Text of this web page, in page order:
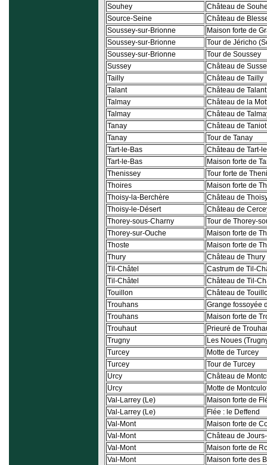
Souhey
Château de
Source-Seine
Château de
Soussey-sur-Brionne
Maison forte de
Soussey-sur-Brionne
Tour de Jéricho
Soussey-sur-Brionne
Tour de Soussey
Sussey
Château de
Tailly
Château de Tailly
Talant
Château de Talant
Talmay
Château de la
Talmay
Château de
Tanay
Château de Taniot
Tanay
Tour de Tanay
Tart-le-Bas
Château de Tart-
Tart-le-Bas
Maison forte de
Thenissey
Tour forte de
Thoires
Maison forte de
Thoisy-la-Berchère
Château de
Thoisy-le-Désert
Château de
Thorey-sous-Charny
Tour de Thorey-
Thorey-sur-Ouche
Maison forte de
Thoste
Maison forte de
Thury
Château de Thury
Til-Châtel
Castrum de Til-
Til-Châtel
Château de Til-
Touillon
Château de
Trouhans
Grange fossoyée
Trouhans
Maison forte de
Trouhaut
Prieuré de
Trugny
Les Noues
Turcey
Motte de Turcey
Turcey
Tour de Turcey
Urcy
Château de
Urcy
Motte de
Val-Larrey (Le)
Maison forte de
Val-Larrey (Le)
Flée : le Deffend
Val-Mont
Maison forte de
Val-Mont
Château de
Val-Mont
Maison forte de
Val-Mont
Maison forte des